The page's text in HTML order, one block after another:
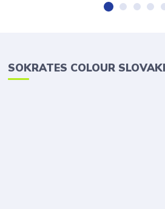
SOKRATES COLOUR